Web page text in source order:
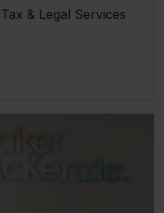
& Legal Services